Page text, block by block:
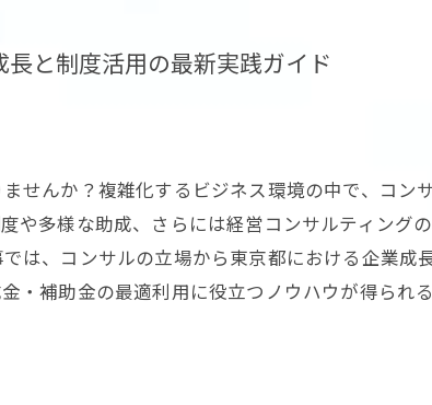
と制度活用の最新実践ガイド
せんか？複雑化するビジネス環境の中で、コン
や多様な助成、さらには経営コンサルティング
は、コンサルの立場から東京都における企業成
・補助金の最適利用に役立つノウハウが得られ